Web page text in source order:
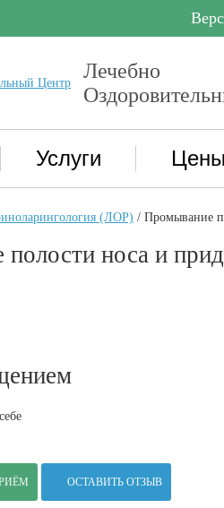
Лечебно
Услуги Цены
(ЛОР) / Промывание
носа и
ОСТАВИТЬ ОТЗЫВ